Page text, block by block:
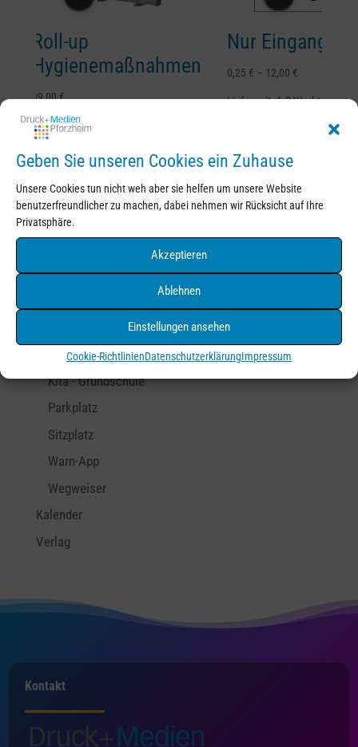
Geben Sie unseren Cookies ein Zuhause
Unsere Cookies tun nicht weh aber sie helfen um unsere Website
benutzerfreundlicher zu machen, dabei nehmen wir Rücksicht auf Ihre
Privatsphäre.
Akzeptieren
Ablehnen
Einstellungen ansehen
Cookie-RichtlinienDatenschutzerklärungImpressum
Roll-up
Hygienemaßnahmen
99,00€
Lieferzeit:1-3 Werktage
Nur Eingang!
0,25 € – 12,00 €
Lieferzeit:1-2 Werktage
Suchen
nach:
Suchen
Produkt-Kategorien
Hygienemaßnahmen
Infoschilder
Kita - Grundschule
Parkplatz
Sitzplatz
Warn-App
Wegweiser
Kalender
Verlag
Kontakt